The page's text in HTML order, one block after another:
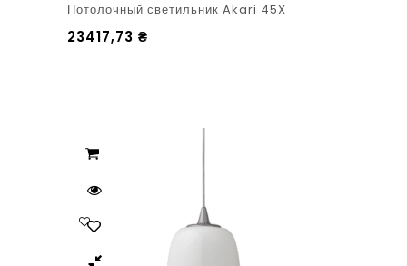
Потолочный светильник Akari 45X
23417,73 ₴